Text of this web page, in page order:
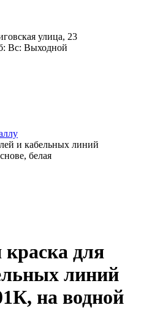
улица, 23
Вс: Выходной
и кабельных линий
белая
для
линий
на водной